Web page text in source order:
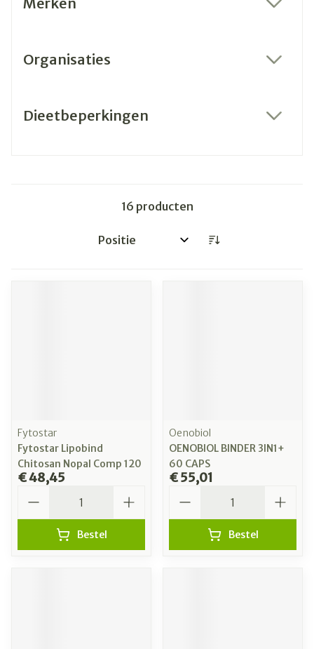
Organisaties
Dieetbeperkingen
16 producten
Sorteer op:
Fytostar
Fytostar Lipobind
Chitosan Nopal Comp 120
€ 48,45
Bestel
Oenobiol
OENOBIOL BINDER 3IN1+
60 CAPS
€ 55,01
Bestel